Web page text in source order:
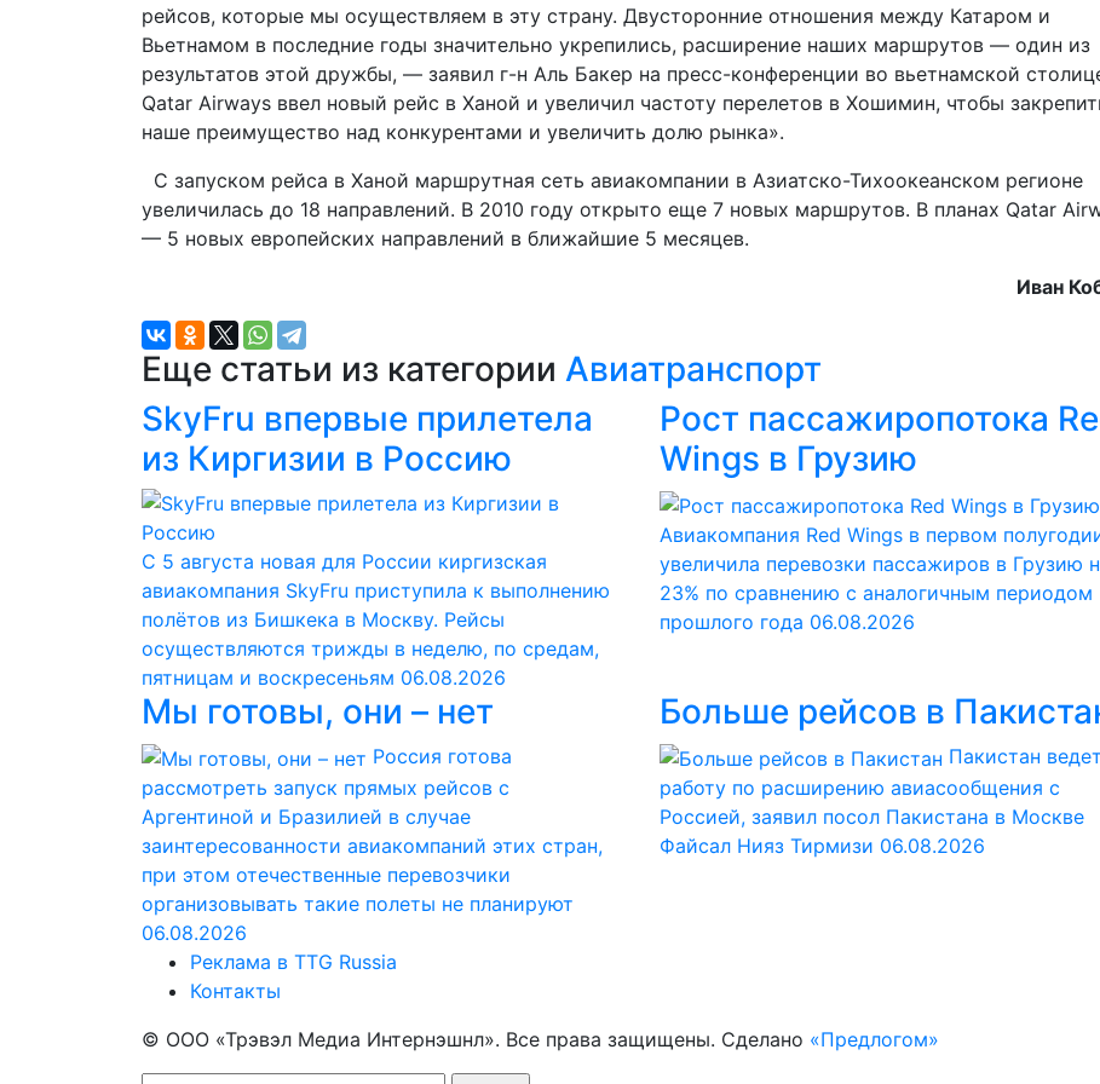
рейсов, которые мы осуществляем в эту страну. Двусторонние отношения между Катаром и
Вьетнамом в последние годы значительно укрепились, расширение наших маршрутов — один из
результатов этой дружбы, — заявил г-н Аль Бакер на пресс-конференции во вьетнамской
Qatar Airways ввел новый рейс в Ханой и увеличил частоту перелетов в Хошимин, чтобы
наше преимущество над конкурентами и увеличить долю рынка».
С запуском рейса в Ханой маршрутная сеть авиакомпании в Азиатско-Тихоокеанском регионе
увеличилась до 18 направлений. В 2010 году открыто еще 7 новых маршрутов. В планах Qatar
— 5 новых европейских направлений в ближайшие 5 месяцев.
Иван
Еще статьи из категории Авиатранспорт
SkyFru впервые прилетела
из Киргизии в Россию
С 5 августа новая для России киргизская
авиакомпания SkyFru приступила к выполнению
полётов из Бишкека в Москву. Рейсы
осуществляются трижды в неделю, по средам,
пятницам и воскресеньям 06.08.2026
Рост пассажиропотока
Wings в Грузию
Авиакомпания Red Wings в первом
увеличила перевозки пассажиров в Грузию
23% по сравнению с аналогичным периодом
прошлого года 06.08.2026
Мы готовы, они – нет
Россия готова
рассмотреть запуск прямых рейсов с
Аргентиной и Бразилией в случае
заинтересованности авиакомпаний этих стран,
при этом отечественные перевозчики
организовывать такие полеты не планируют
06.08.2026
Больше рейсов в
Пакистан ведет
работу по расширению авиасообщения с
Россией, заявил посол Пакистана в Москве
Файсал Нияз Тирмизи 06.08.2026
Реклама в TTG Russia
Контакты
© ООО «Трэвэл Медиа Интернэшнл». Все права защищены. Сделано «Предлогом»